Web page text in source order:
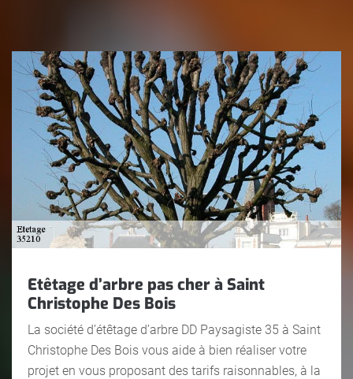
Etêtage d’arbre pas cher à Saint
Christophe Des Bois
La société d’étêtage d’arbre DD Paysagiste 35 à Saint
Christophe Des Bois vous aide à bien réaliser votre
projet en vous proposant des tarifs raisonnables, à la